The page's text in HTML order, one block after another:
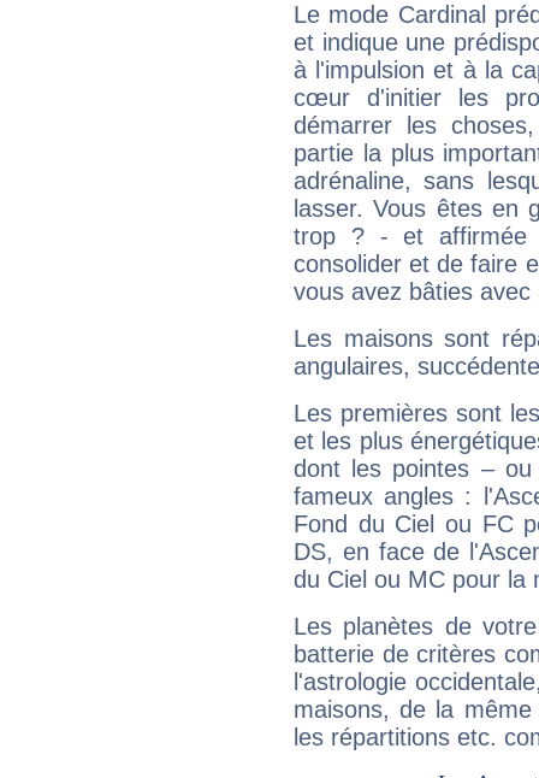
Le mode Cardinal
et indique une
à l'impulsion et à la
cœur d'initier les
démarrer les
partie la plus
adrénaline, sans
lasser. Vous êtes en
trop ? - et affirmée
consolider et de faire
vous avez bâties avec
Les maisons sont
angulaires,
Les premières sont
et les plus
dont les pointes –
fameux angles :
Fond du Ciel ou FC
DS, en face de
du Ciel ou MC pour la
Les planètes de
batterie de critères
l'astrologie
maisons, de la
les répartitions etc.